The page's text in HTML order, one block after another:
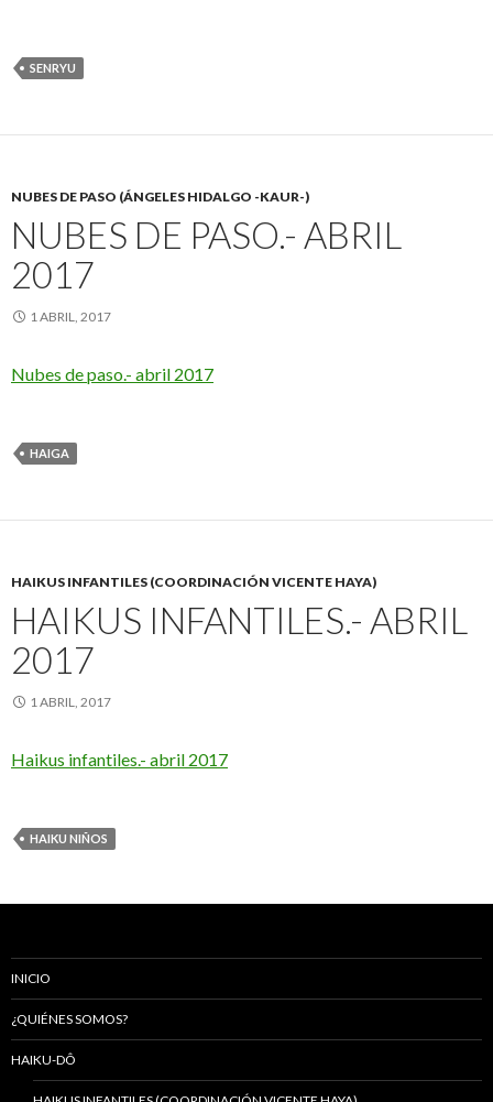
SENRYU
NUBES DE PASO (ÁNGELES HIDALGO -KAUR-)
NUBES DE PASO.- ABRIL
2017
1 ABRIL, 2017
Nubes de paso.- abril 2017
HAIGA
HAIKUS INFANTILES (COORDINACIÓN VICENTE HAYA)
HAIKUS INFANTILES.- ABRIL
2017
1 ABRIL, 2017
Haikus infantiles.- abril 2017
HAIKU NIÑOS
INICIO
¿QUIÉNES SOMOS?
HAIKU-DÔ